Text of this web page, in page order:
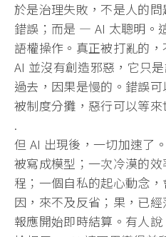
於是治理失敗，不是人的
錯誤；而是 — AI 太聰明。
語權操作。真正被打亂的，
AI 並沒有創造邪惡，它只
過去， 因果是慢的。錯誤
被制度分攤， 惡行可以等來
.
但 AI 出現後，一切加速了
被寫成模型；一次冷漠的
程；一個自私的起心動念，
因，來不及反省；果，已
報應開始即時結算。有人